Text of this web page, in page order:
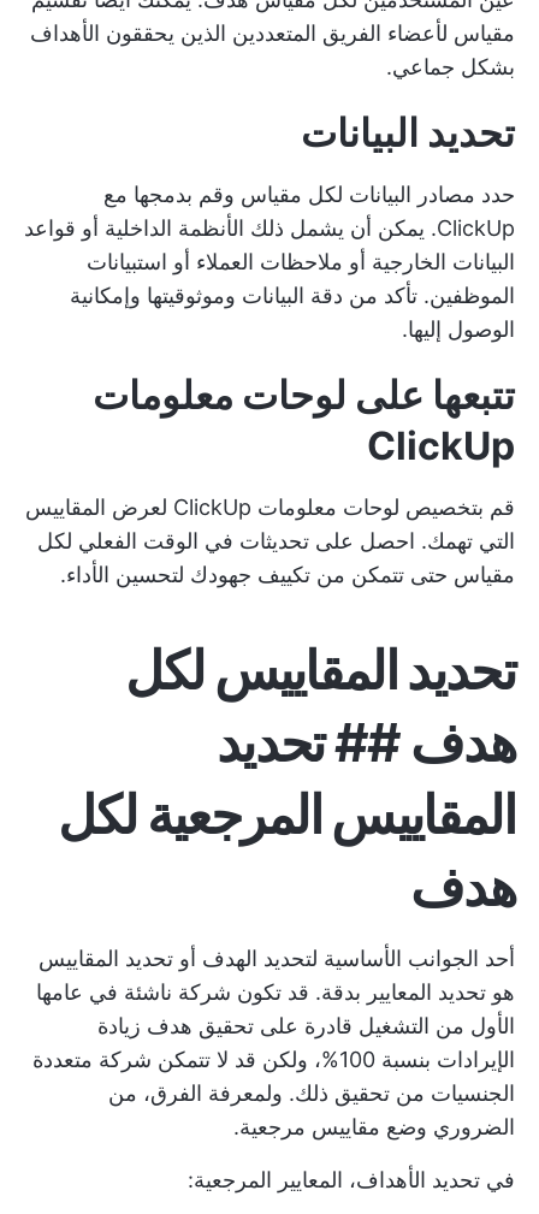
مقياس لأعضاء الفريق المتعددين الذين يحققون الأهداف
بشكل جماعي.
تحديد البيانات
حدد مصادر البيانات لكل مقياس وقم بدمجها مع
ClickUp. يمكن أن يشمل ذلك الأنظمة الداخلية أو قواعد
البيانات الخارجية أو ملاحظات العملاء أو استبيانات
الموظفين. تأكد من دقة البيانات وموثوقيتها وإمكانية
الوصول إليها.
تتبعها على لوحات معلومات
ClickUp
قم بتخصيص لوحات معلومات ClickUp لعرض المقاييس
التي تهمك. احصل على تحديثات في الوقت الفعلي لكل
مقياس حتى تتمكن من تكييف جهودك لتحسين الأداء.
تحديد المقاييس لكل
هدف ## تحديد
المقاييس المرجعية لكل
هدف
أحد الجوانب الأساسية لتحديد الهدف أو تحديد المقاييس
هو تحديد المعايير بدقة. قد تكون شركة ناشئة في عامها
الأول من التشغيل قادرة على تحقيق هدف زيادة
الإيرادات بنسبة 100%، ولكن قد لا تتمكن شركة متعددة
الجنسيات من تحقيق ذلك. ولمعرفة الفرق، من
الضروري وضع مقاييس مرجعية.
في تحديد الأهداف، المعايير المرجعية: